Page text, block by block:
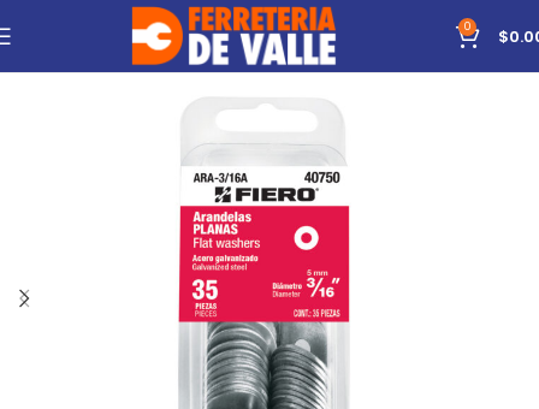
0 $